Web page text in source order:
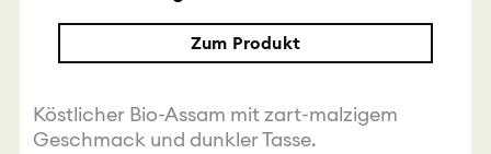
Zum Produkt
Köstlicher Bio-Assam mit zart-malzigem
Geschmack und dunkler Tasse.